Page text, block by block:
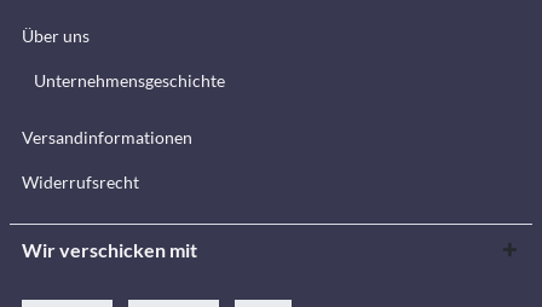
Über uns
Unternehmensgeschichte
Versandinformationen
Widerrufsrecht
Wir verschicken mit